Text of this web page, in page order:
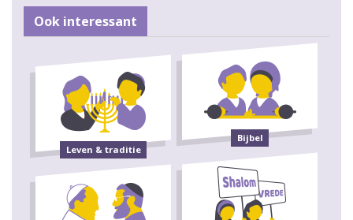
Ook interessant
Leven & traditie
Bijbel